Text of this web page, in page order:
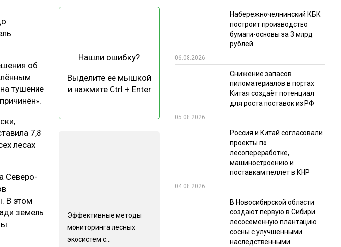
КАЛЕНДАРЬ ВЫСТАВОК ИТОГИ МЕРОПРИЯТИЙ
об
тушение
7,8
лесах
Северо-
В этом
земель
Нашли ошибку?
Выделите ее мышкой
и нажмите Ctrl + Enter
Эффективные методы
мониторинга лесных
экосистем с...
Набережночелнинский КБК
построит производство
бумаги-основы за 3 млрд
рублей
06.08.2026
Снижение запасов
пиломатериалов в портах
Китая создаёт потенциал
для роста поставок из РФ
05.08.2026
Россия и Китай согласовали
проекты по
лесопереработке,
машиностроению и
поставкам пеллет в КНР
04.08.2026
В Новосибирской области
создают первую в Сибири
лесосеменную плантацию
сосны с улучшенными
наследственными